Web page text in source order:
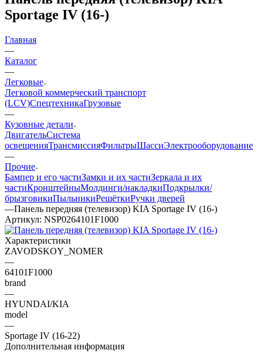
Sportage IV (16-)
Главная
—
Каталог
—
Легковые
Легковой коммерческий транспорт
(LCV)СпецтехникаГрузовые
—
Кузовные детали
ДвигательСистема
освещенияТрансмиссияФильтрыШассиЭлектрооборудование
—
Прочие
Бампер и его частиЗамки и их частиЗеркала и их
частиКронштейныМолдинги/накладкиПодкрылки/
брызговикиПыльникиРешёткиРучки дверей
—Панель передняя (телевизор) KIA Sportage IV (16-)
Артикул: NSP0264101F1000
Характеристики
ZAVODSKOY_NOMER
—
64101F1000
brand
—
HYUNDAI/KIA
model
—
Sportage IV (16-22)
Дополнительная информация